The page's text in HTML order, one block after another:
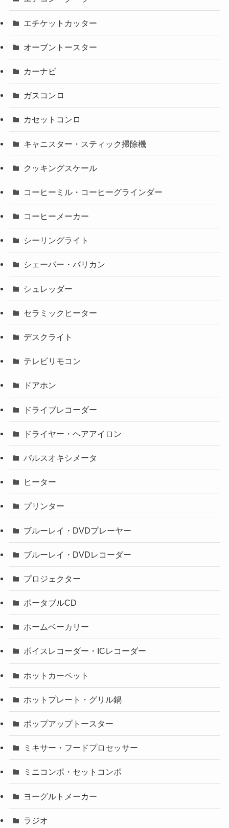
エチケットカッター
オーブントースター
カーナビ
ガスコンロ
カセットコンロ
キャニスター・スティック掃除機
クッキングスケール
コーヒーミル・コーヒーグラインダー
コーヒーメーカー
シーリングライト
シェーバー・バリカン
シュレッダー
セラミックヒーター
デスクライト
テレビリモコン
ドアホン
ドライブレコーダー
ドライヤー・ヘアアイロン
パルスオキシメータ
ヒーター
プリンター
ブルーレイ・DVDプレーヤー
ブルーレイ・DVDレコーダー
プロジェクター
ポータブルCD
ホームベーカリー
ボイスレコーダー・ICレコーダー
ホットカーペット
ホットプレート・グリル鍋
ポップアップトースター
ミキサー・フードプロセッサー
ミニコンポ・セットコンポ
ヨーグルトメーカー
ラジオ